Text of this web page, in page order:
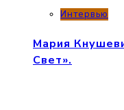
Интервью
Мария
Свет».